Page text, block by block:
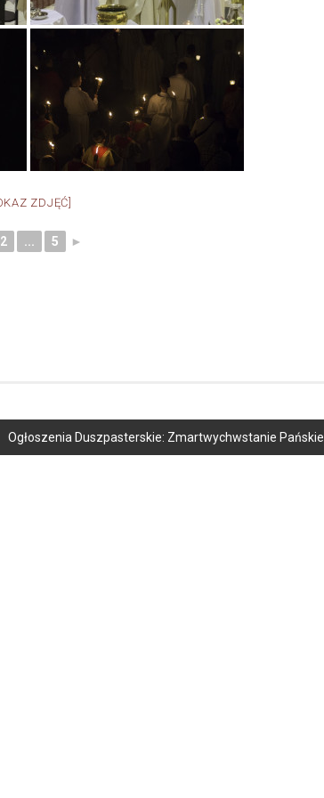
ZDJĘĆ]
2 ... 5 ►
Ogłoszenia Duszpasterskie: Zmartwychwstanie Pańskie